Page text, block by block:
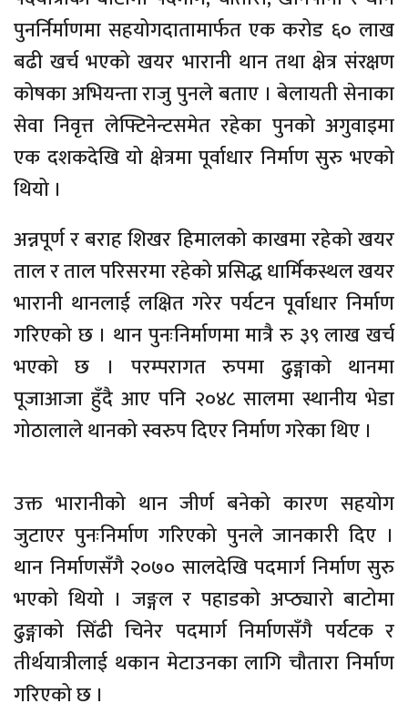
पुनर्निर्माणमा सहयोगदातामार्फत एक करोड ६० लाख
बढी खर्च भएको खयर भारानी थान तथा क्षेत्र संरक्षण
कोषका अभियन्ता राजु पुनले बताए । बेलायती सेनाका
सेवा निवृत्त लेफ्टिनेन्टसमेत रहेका पुनको अगुवाइमा
एक दशकदेखि यो क्षेत्रमा पूर्वाधार निर्माण सुरु भएको
थियो ।
अन्नपूर्ण र बराह शिखर हिमालको काखमा रहेको खयर
ताल र ताल परिसरमा रहेको प्रसिद्ध धार्मिकस्थल खयर
भारानी थानलाई लक्षित गरेर पर्यटन पूर्वाधार निर्माण
गरिएको छ । थान पुनःनिर्माणमा मात्रै रु ३९ लाख खर्च
भएको छ । परम्परागत रुपमा ढुङ्गाको थानमा
पूजाआजा हुँदै आए पनि २०४८ सालमा स्थानीय भेडा
गोठालाले थानको स्वरुप दिएर निर्माण गरेका थिए ।
उक्त भारानीको थान जीर्ण बनेको कारण सहयोग
जुटाएर पुनःनिर्माण गरिएको पुनले जानकारी दिए ।
थान निर्माणसँगै २०७० सालदेखि पदमार्ग निर्माण सुरु
भएको थियो । जङ्गल र पहाडको अप्ठ्यारो बाटोमा
ढुङ्गाको सिँढी चिनेर पदमार्ग निर्माणसँगै पर्यटक र
तीर्थयात्रीलाई थकान मेटाउनका लागि चौतारा निर्माण
गरिएको छ ।